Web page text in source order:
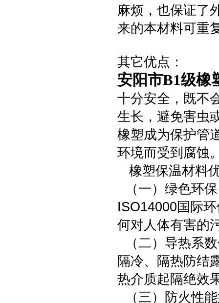
麻烦，也保证了
来的本材料可重
其它优点：
安阳市B1级橡
十分安全，既不
生长，避免害虫
橡塑成为保护管
环境而受到腐蚀
橡塑保温材料
（一）绿色环
ISO14000国际
何对人体有害的
（二）导热系
隔冷、隔热防结
热介质起隔绝效
（三）防火性